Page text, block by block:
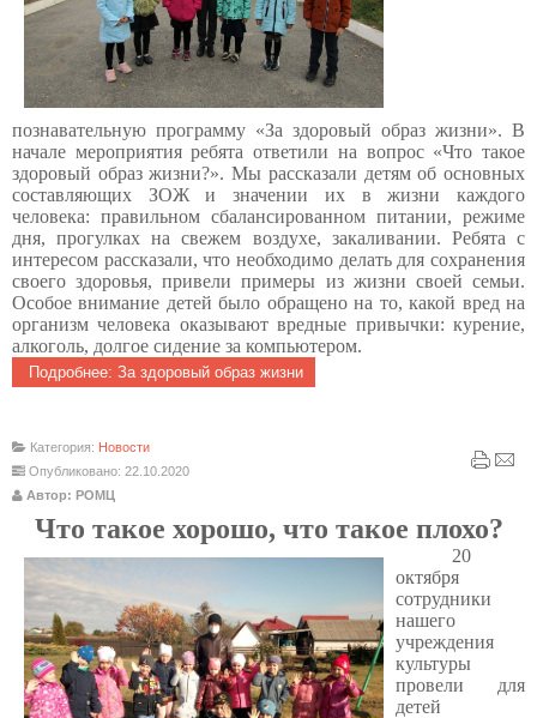
познавательную программу «За здоровый образ жизни». В
начале мероприятия ребята ответили на вопрос «Что такое
здоровый образ жизни?». Мы рассказали детям об основных
составляющих ЗОЖ и значении их в жизни каждого
человека: правильном сбалансированном питании, режиме
дня, прогулках на свежем воздухе, закаливании. Ребята с
интересом рассказали, что необходимо делать для сохранения
своего здоровья, привели примеры из жизни своей семьи.
Особое внимание детей было обращено на то, какой вред на
организм человека оказывают вредные привычки: курение,
алкоголь, долгое сидение за компьютером.
Подробнее: За здоровый образ жизни
Категория: Новости
Опубликовано: 22.10.2020
Автор: РОМЦ
Что такое хорошо, что такое плохо?
20
октября
сотрудники
нашего
учреждения
культуры
провели для
детей